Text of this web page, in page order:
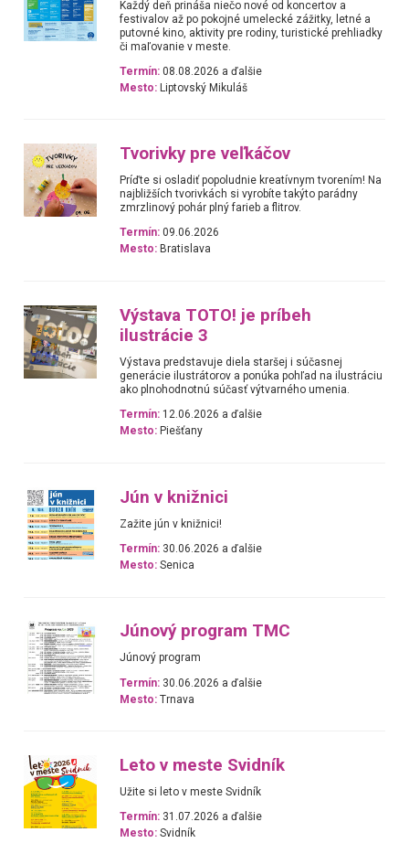
Každý deň prináša niečo nové od koncertov a
festivalov až po pokojné umelecké zážitky, letné a
putovné kino, aktivity pre rodiny, turistické prehliadky
či maľovanie v meste.
Termín: 08.08.2026 a ďalšie
Mesto: Liptovský Mikuláš
Tvorivky pre veľkáčov
Príďte si osladiť popoludnie kreatívnym tvorením! Na
najbližších tvorivkách si vyrobíte takýto parádny
zmrzlinový pohár plný farieb a flitrov.
Termín: 09.06.2026
Mesto: Bratislava
Výstava TOTO! je príbeh
ilustrácie 3
Výstava predstavuje diela staršej i súčasnej
generácie ilustrátorov a ponúka pohľad na ilustráciu
ako plnohodnotnú súčasť výtvarného umenia.
Termín: 12.06.2026 a ďalšie
Mesto: Piešťany
Jún v knižnici
Zažite jún v knižnici!
Termín: 30.06.2026 a ďalšie
Mesto: Senica
Júnový program TMC
Júnový program
Termín: 30.06.2026 a ďalšie
Mesto: Trnava
Leto v meste Svidník
Užite si leto v meste Svidník
Termín: 31.07.2026 a ďalšie
Mesto: Svidník